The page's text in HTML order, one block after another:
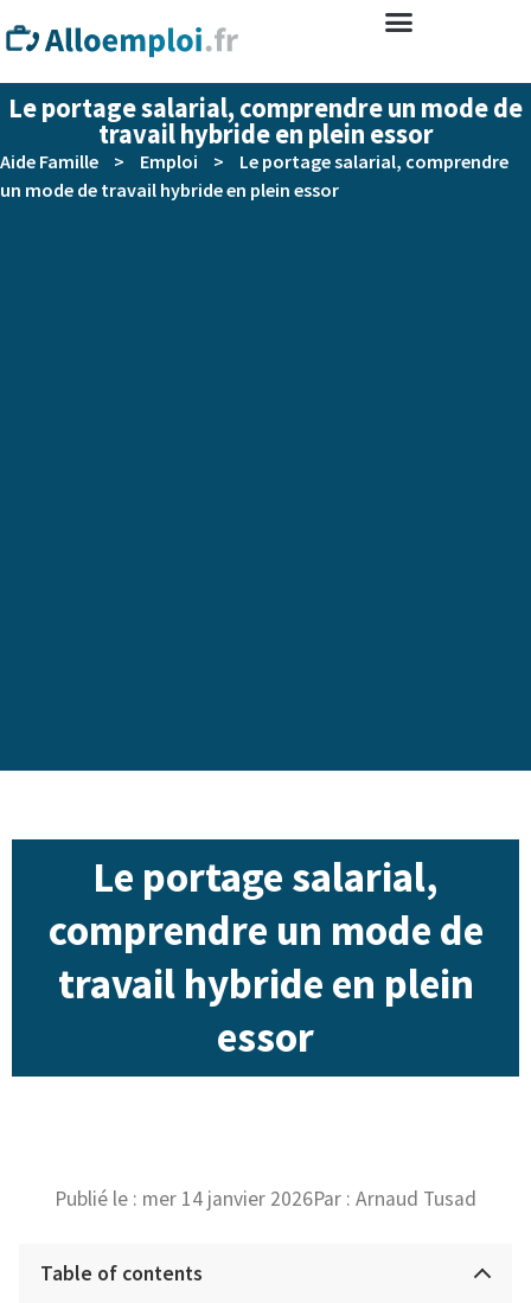
Le portage salarial, comprendre un mode de
travail hybride en plein essor
Aide Famille > Emploi >
Le portage salarial, comprendre
un mode de travail hybride en plein essor
Le portage salarial,
comprendre un mode de
travail hybride en plein
essor
Publié le : mer 14 janvier 2026Par : Arnaud Tusad
Table of contents